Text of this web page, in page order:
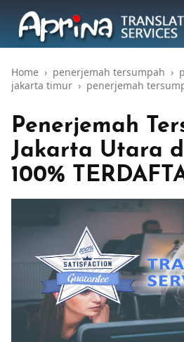
Home › penerjemah tersumpah ›
jakarta timur › penerjemah
Penerjemah
Jakarta Utara
100%